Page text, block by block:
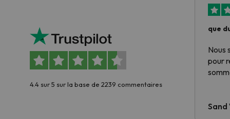
4.4 sur 5 sur la base de 2239 commentaires
que
Nous
pour
Sand